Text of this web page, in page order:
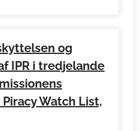
og
IPR i tredjelande
Watch List,